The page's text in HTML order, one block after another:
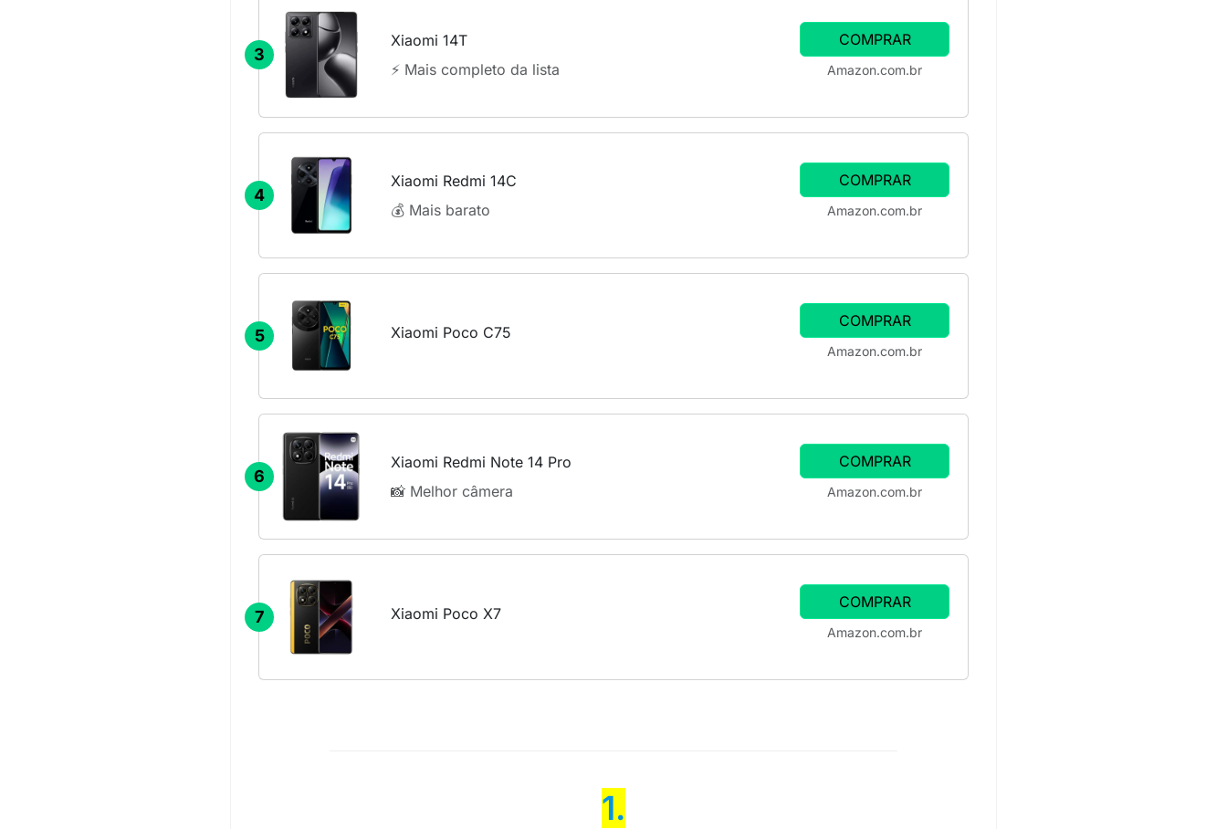
3
Xiaomi 14T
⚡ Mais completo da lista
COMPRAR
Amazon.com.br
4
Xiaomi Redmi 14C
💰 Mais barato
COMPRAR
Amazon.com.br
5 Xiaomi Poco C75
COMPRAR
Amazon.com.br
6
Xiaomi Redmi Note 14 Pro
📸 Melhor câmera
COMPRAR
Amazon.com.br
7 Xiaomi Poco X7
COMPRAR
Amazon.com.br
1.